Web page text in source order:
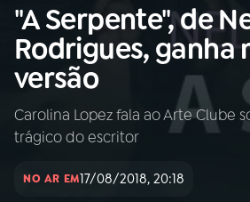
Buscar
na
Rádio
MEC
Buscar
Início
INÍCIO
"A Serpente", de
Rodrigues, ganha
versão
Carolina Lopez fala ao Arte Clube
trágico do escritor
NO AR EM17/08/2018, 20:18